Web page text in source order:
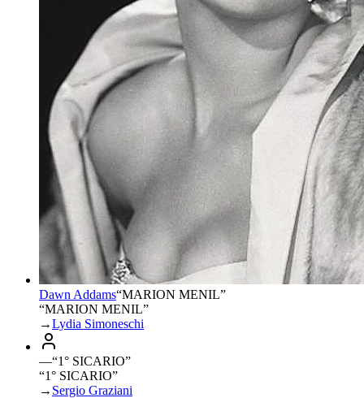
Dawn Addams“MARION MENIL”
“MARION MENIL”
→Lydia Simoneschi
—“1° SICARIO”
“1° SICARIO”
→ Sergio Graziani